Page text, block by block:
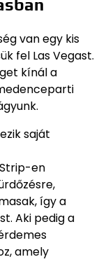
van egy kis
fel Las Vegast.
kínál a
saját
en
így a
Aki pedig a
amely